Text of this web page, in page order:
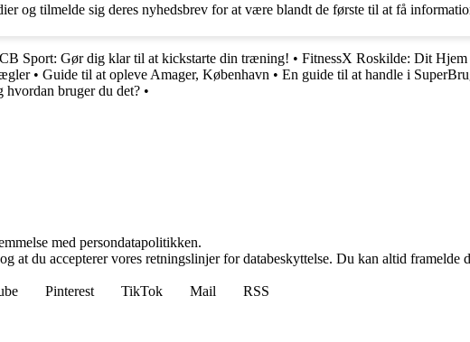
og tilmelde sig deres nyhedsbrev for at være blandt de første til at få
Sport: Gør dig klar til at kickstarte din træning! • FitnessX Roskilde: Dit
• Guide til at opleve Amager, København • En guide til at handle i
bruger du det? •
med persondatapolitikken.
at du accepterer vores retningslinjer for databeskyttelse. Du kan altid framelde
Pinterest TikTok Mail
RSS